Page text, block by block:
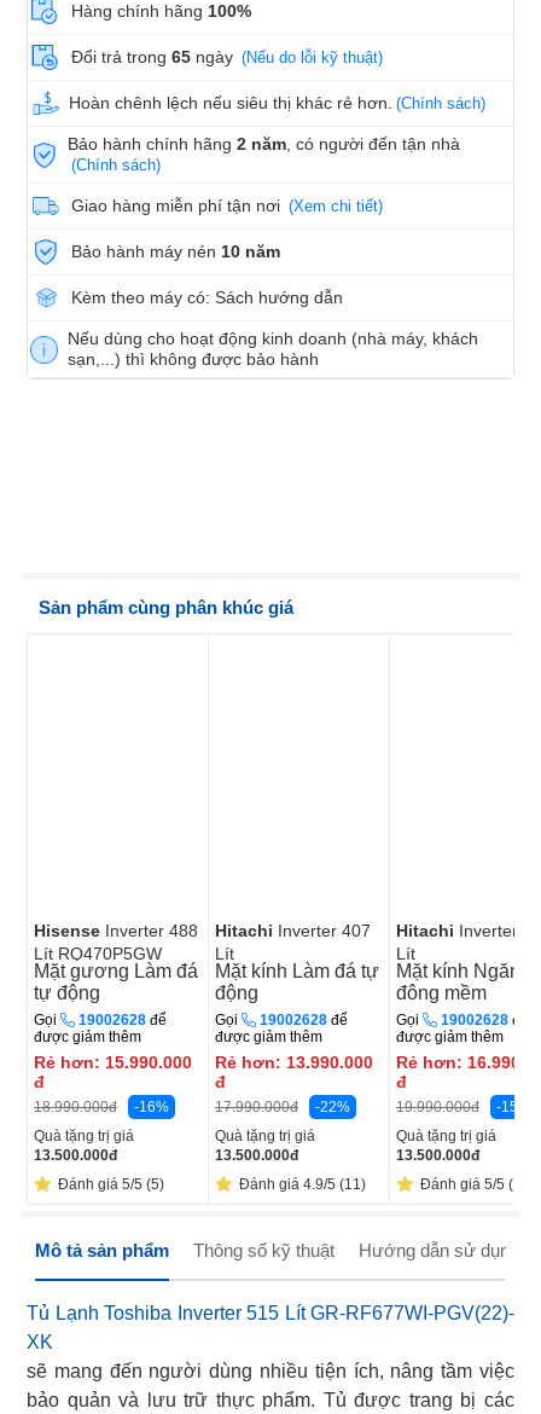
Hàng chính hãng 100%
Đổi trả trong 65 ngày (Nếu do lỗi kỹ thuật)
Hoàn chênh lệch nếu siêu thị khác rẻ hơn. (Chính sách)
Bảo hành chính hãng2 năm , có người đến tận nhà
(Chính sách)
Giao hàng miễn phí tận nơi (Xem chi tiết)
Bảo hành máy nén 10 năm
Kèm theo máy có: Sách hướng dẫn
Nếu dùng cho hoạt động kinh doanh (nhà máy, khách
sạn,...) thì không được bảo hành
Sản phẩm cùng phân khúc giá
Hisense Inverter 488
Lít RQ470P5GW
Mặt gương Làm đá
tự động
Gọi 19002628 để
được giảm thêm
Rẻ hơn: 15.990.000
đ
18.990.000đ
-16%
Quà tặng trị giá
13.500.000đ
Đánh giá 5/5 (5)
Hitachi Inverter 407
Lít
HRTN6443SAMGWVN
Mặt kính Làm đá tự
động
Gọi 19002628 để
được giảm thêm
Rẻ hơn: 13.990.000
đ
17.990.000đ
-22%
Quà tặng trị giá
13.500.000đ
Đánh giá 4.9/5 (11)
Hitachi Inverter
Lít
Mặt kính Ngăn
đông mềm
Gọi 19002628 để
được giảm thêm
Rẻ hơn:
đ
19.990.000đ
-15%
Quà tặng trị giá
13.500.000đ
Đánh giá 5/5 (1)
Mô tả sản phẩm Thông số kỹ thuật Hướng dẫn sử dụng
Tủ Lạnh Toshiba Inverter 515 Lít GR-RF677WI-PGV(22)-
XK
sẽ mang đến người dùng nhiều tiện ích, nâng tầm việc
bảo quản và lưu trữ thực phẩm. Tủ được trang bị các